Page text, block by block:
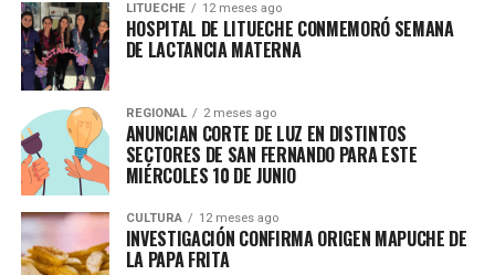
LITUECHE 12 meses ago
HOSPITAL DE LITUECHE CONMEMORÓ SEMANA
DE LACTANCIA MATERNA
REGIONAL 2 meses ago
ANUNCIAN CORTE DE LUZ EN DISTINTOS
SECTORES DE SAN FERNANDO PARA ESTE
MIÉRCOLES 10 DE JUNIO
CULTURA 12 meses ago
INVESTIGACIÓN CONFIRMA ORIGEN MAPUCHE DE
LA PAPA FRITA